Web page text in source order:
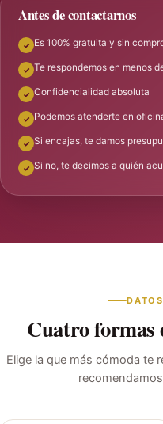
Antes de contactarnos
Es 100% gratuita y sin
Te respondemos en menos
Confidencialidad absoluta
Podemos atenderte en
Si encajas, te damos
Si no, te decimos a quién
Cuatro formas
Elige la que más cómoda te